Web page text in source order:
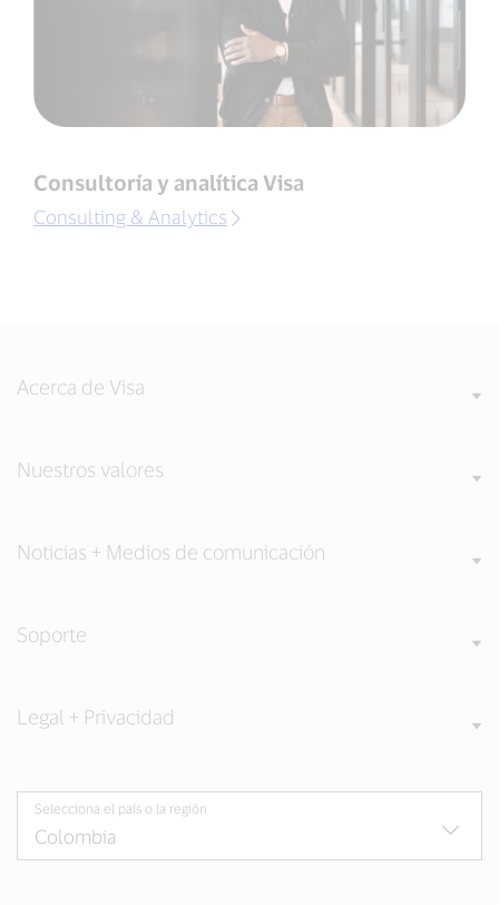
Consultoría y analítica Visa
Consulting & Analytics
Acerca de Visa
Nuestros valores
Noticias + Medios de comunicación
Soporte
Legal + Privacidad
Selecciona el país o la región